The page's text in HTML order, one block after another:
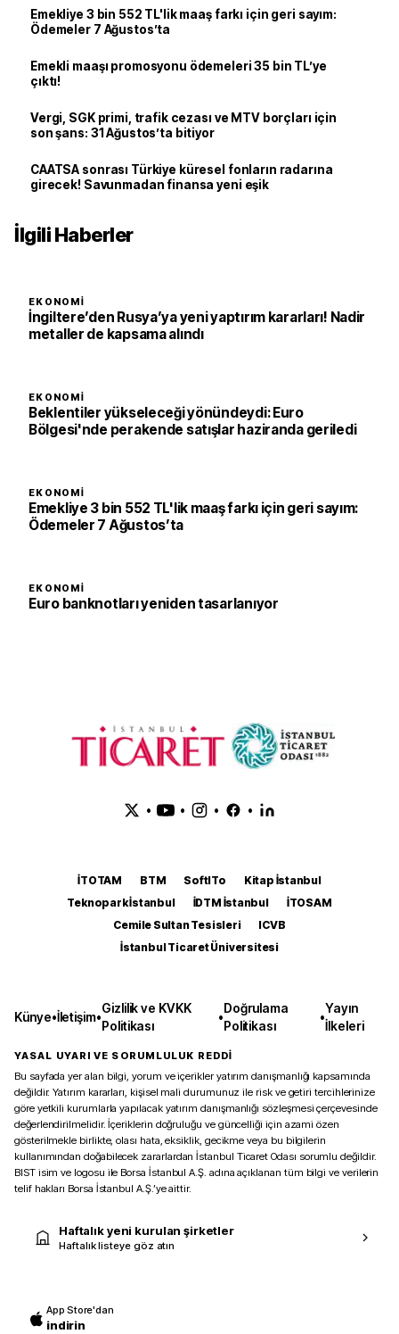
Emekliye 3 bin 552 TL'lik maaş farkı için geri sayım:
Ödemeler 7 Ağustos’ta
Emekli maaşı promosyonu ödemeleri 35 bin TL’ye
çıktı!
Vergi, SGK primi, trafik cezası ve MTV borçları için
son şans: 31 Ağustos’ta bitiyor
CAATSA sonrası Türkiye küresel fonların radarına
girecek! Savunmadan finansa yeni eşik
İlgili Haberler
EKONOMI
İngiltere’den Rusya’ya yeni yaptırım kararları! Nadir
metaller de kapsama alındı
EKONOMI
Beklentiler yükseleceği yönündeydi: Euro
Bölgesi'nde perakende satışlar haziranda geriledi
EKONOMI
Emekliye 3 bin 552 TL'lik maaş farkı için geri sayım:
Ödemeler 7 Ağustos’ta
EKONOMI
Euro banknotları yeniden tasarlanıyor
• • • •
İTOTAM BTM SoftITo
Kitap İstanbul
Teknopark İstanbul
İDTM İstanbul
İTOSAM
Cemile Sultan Tesisleri
ICVB
İstanbul Ticaret Üniversitesi
Künye•İletişim•
Gizlilik ve KVKK
Politikası
•
Doğrulama
Politikası
•
Yayın
İlkeleri
YASAL UYARI VE SORUMLULUK REDDİ
Bu sayfada yer alan bilgi, yorum ve içerikler yatırım danışmanlığı kapsamında
değildir. Yatırım kararları, kişisel mali durumunuz ile risk ve getiri tercihlerinize
göre yetkili kurumlarla yapılacak yatırım danışmanlığı sözleşmesi çerçevesinde
değerlendirilmelidir. İçeriklerin doğruluğu ve güncelliği için azami özen
gösterilmekle birlikte, olası hata, eksiklik, gecikme veya bu bilgilerin
kullanımından doğabilecek zararlardan İstanbul Ticaret Odası sorumlu değildir.
BIST isim ve logosu ile Borsa İstanbul A.Ş. adına açıklanan tüm bilgi ve verilerin
telif hakları Borsa İstanbul A.Ş.’ye aittir.
Haftalık yeni kurulan şirketler
Haftalık listeye göz atın
App Store'dan
indirin